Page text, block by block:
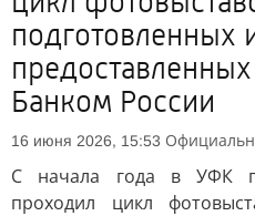
подготовленных
Банком России
16 июня 2026, 15:53
С начала года в УФК
проходил цикл